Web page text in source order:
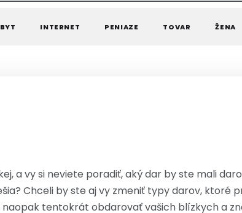
INTERNET PENIAZE TOVAR ŽENA
a vy si neviete poradiť, aký dar by ste mali
Chceli by ste aj vy zmeniť typy darov, ktoré
tentokrát obdarovať vašich blízkych a